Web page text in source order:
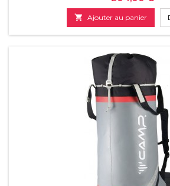
 Ajouter au panier